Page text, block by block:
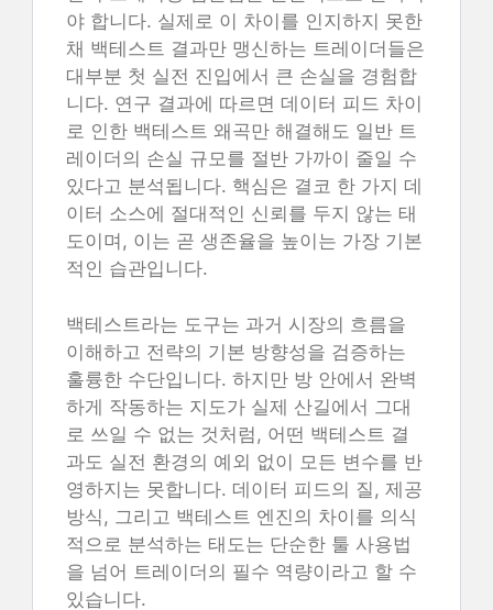
야 합니다. 실제로 이 차이를 인지하지 못한
채 백테스트 결과만 맹신하는 트레이더들은
대부분 첫 실전 진입에서 큰 손실을 경험합
니다. 연구 결과에 따르면 데이터 피드 차이
로 인한 백테스트 왜곡만 해결해도 일반 트
레이더의 손실 규모를 절반 가까이 줄일 수
있다고 분석됩니다. 핵심은 결코 한 가지 데
이터 소스에 절대적인 신뢰를 두지 않는 태
도이며, 이는 곧 생존율을 높이는 가장 기본
적인 습관입니다.
백테스트라는 도구는 과거 시장의 흐름을
이해하고 전략의 기본 방향성을 검증하는
훌륭한 수단입니다. 하지만 방 안에서 완벽
하게 작동하는 지도가 실제 산길에서 그대
로 쓰일 수 없는 것처럼, 어떤 백테스트 결
과도 실전 환경의 예외 없이 모든 변수를 반
영하지는 못합니다. 데이터 피드의 질, 제공
방식, 그리고 백테스트 엔진의 차이를 의식
적으로 분석하는 태도는 단순한 툴 사용법
을 넘어 트레이더의 필수 역량이라고 할 수
있습니다.